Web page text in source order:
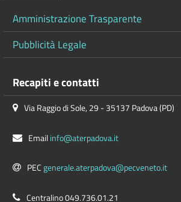
Amministrazione Trasparente
Pubblicità Legale
Recapiti e contatti
Via Raggio di Sole, 29 - 35137 Padova (PD)
Emailinfo@aterpadova.it
PECgenerale.aterpadova@pecveneto.it
Centralino 049.736.01.21